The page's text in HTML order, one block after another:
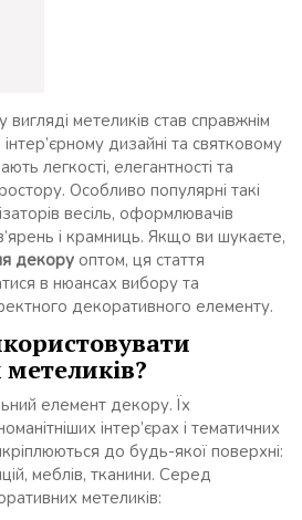
метеликів став справжнім
дизайні та святковому
легкості, елегантності та
Особливо популярні такі
весіль, оформлювачів
і крамниць. Якщо ви шукаєте,
декору оптом, ця стаття
в нюансах вибору та
декоративного елементу.
елемент декору. Їх
інтер’єрах і тематичних
до будь-якої поверхні:
меблів, тканини. Серед
метеликів: